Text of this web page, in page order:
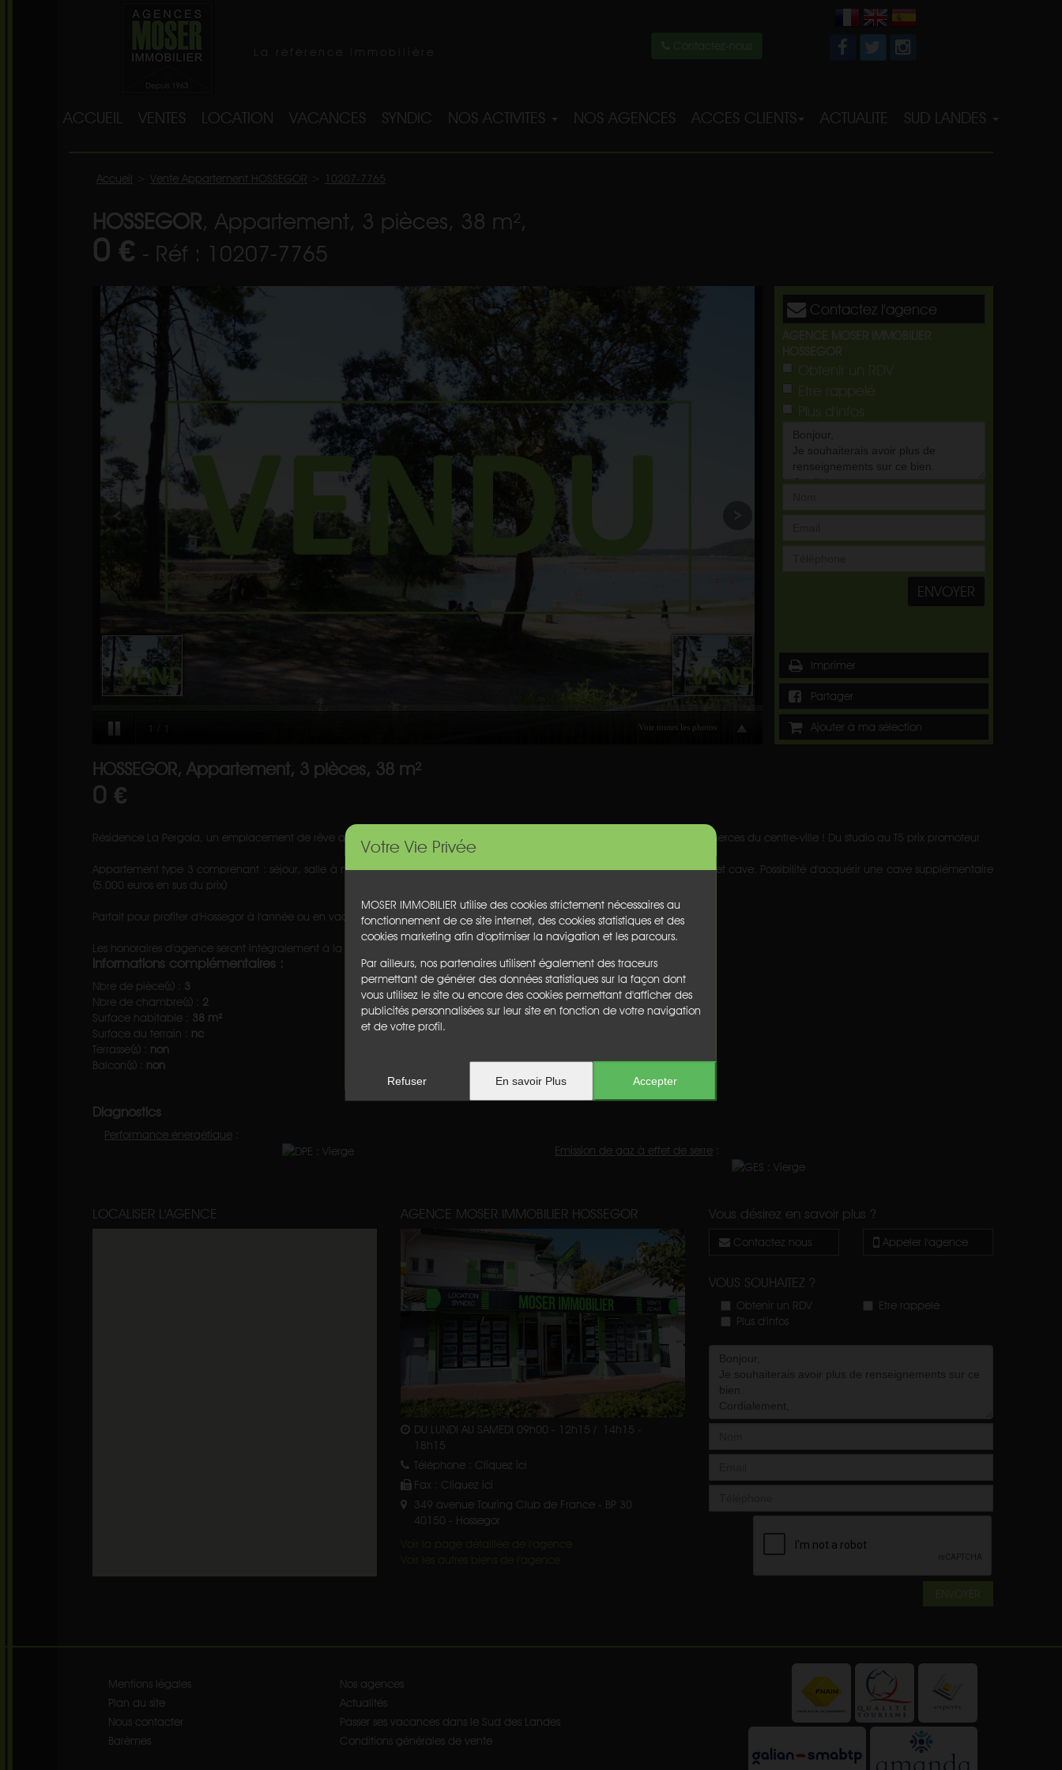
Votre Vie Privée
MOSER IMMOBILIER utilise des cookies strictement nécessaires au
fonctionnement de ce site internet, des cookies statistiques et des
cookies marketing afin d'optimiser la navigation et les parcours.
Par ailleurs, nos partenaires utilisent également des traceurs
permettant de générer des données statistiques sur la façon dont
vous utilisez le site ou encore des cookies permettant d'afficher des
publicités personnalisées sur leur site en fonction de votre navigation
et de votre profil.
Refuser En savoir Plus Accepter
Contactez-nous
ACCUEIL VENTES LOCATION VACANCES SYNDIC NOS ACTIVITES NOS AGENCES ACCES CLIENTS ACTUALITE SUD LANDES
Accueil Vente Appartement HOSSEGOR 10207-7765
HOSSEGOR, Appartement, 3 pièces, 38 m²,
0 € - Réf : 10207-7765
Contactez l'agence
AGENCE MOSER IMMOBILIER
HOSSEGOR
Obtenir un RDV
Etre rappelé
Plus d'infos
ENVOYER
Imprimer
Partager
Ajouter à ma sélection
HOSSEGOR, Appartement, 3 pièces, 38 m²
0 €
Résidence La Pergola, un emplacement de rêve au bord du canal et du lac, au calme et à proximité immédiate des commerces du centre-ville ! Du studio au T5 prix promoteur
Appartement type 3 comprenant : séjour, salle à manger, cuisine ouverte, 2 chambres , salle d'eau et wc. Parking extérieur et cave. Possibilité d'acquérir une cave supplémentaire
(5.000 euros en sus du prix)
Parfait pour profiter d'Hossegor à l'année ou en vacances. Tout à pied !
Les honoraires d'agence seront intégralement à la charge du vendeur.
Informations complémentaires :
Nbre de pièce(s) : 3
Nbre de chambre(s) : 2
Surface habitable : 38 m²
Surface du terrain : nc
Terrasse(s) : non
Balcon(s) : non
Cave :non
Garage :non
Parking : non
Ascenseur :non
Honoraires :
Diagnostics
Performance énergétique
Emission de gaz à effet de serre
LOCALISER L'AGENCE AGENCE MOSER IMMOBILIER HOSSEGOR
DU LUNDI AU SAMEDI 09h00 - 12h15 / 14h15 -
18h15
Téléphone : Cliquez ici
Fax : Cliquez ici
349 avenue Touring Club de France - BP 30
40150 - Hossegor
Vous désirez en savoir plus ?
Contactez nous Appeler l'agence
VOUS SOUHAITEZ ?
Obtenir un RDV
Etre rappelé
Plus d'infos
ENVOYER
Mentions légales
Plan du site
Nous contacter
Barèmes
Nos agences
Actualités
Passer ses vacances dans le Sud des Landes
Conditions générales de vente